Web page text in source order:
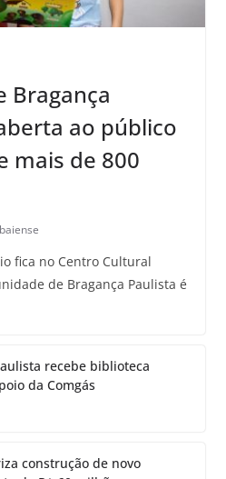
Bragança
ao público
mais de 800
fica no Centro Cultural
de Bragança Paulista é
recebe biblioteca
da Comgás
construção de novo